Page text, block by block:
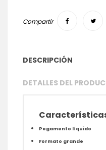
Compartir
DESCRIPCIÓN
DETALLES DEL
Pegamento líquido
Formato grande